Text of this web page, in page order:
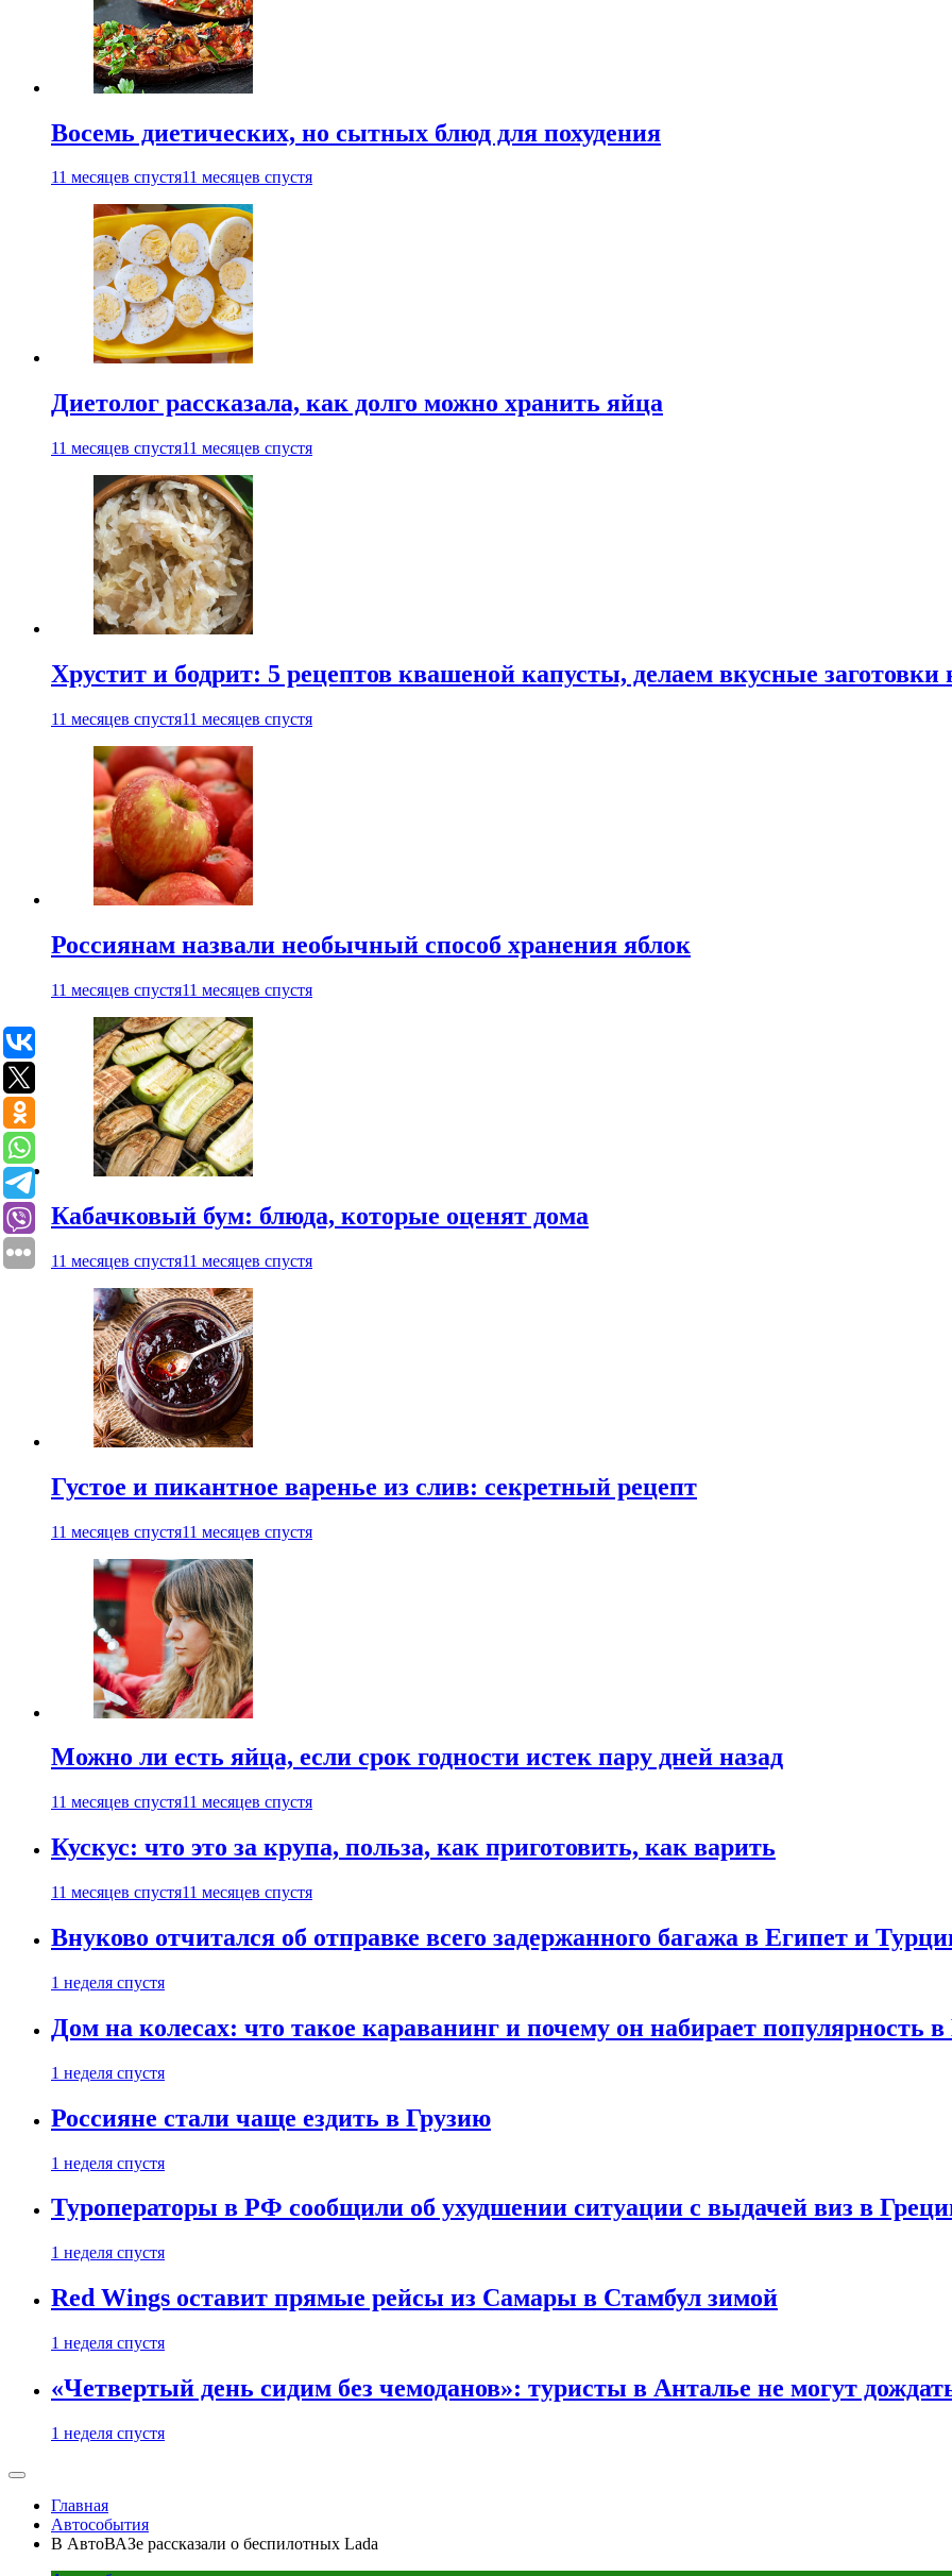
Восемь диетических, но сытных блюд для похудения
11 месяцев спустя11 месяцев спустя
Диетолог рассказала, как долго можно хранить яйца
11 месяцев спустя11 месяцев спустя
Хрустит и бодрит: 5 рецептов квашеной капусты, делаем вкусные заготовки
11 месяцев спустя11 месяцев спустя
Россиянам назвали необычный способ хранения яблок
11 месяцев спустя11 месяцев спустя
Кабачковый бум: блюда, которые оценят дома
11 месяцев спустя11 месяцев спустя
Густое и пикантное варенье из слив: секретный рецепт
11 месяцев спустя11 месяцев спустя
Можно ли есть яйца, если срок годности истек пару дней назад
11 месяцев спустя11 месяцев спустя
Кускус: что это за крупа, польза, как приготовить, как варить
11 месяцев спустя11 месяцев спустя
Внуково отчитался об отправке всего задержанного багажа в Египет и
1 неделя спустя
Дом на колесах: что такое караванинг и почему он набирает популярность в
1 неделя спустя
Россияне стали чаще ездить в Грузию
1 неделя спустя
Туроператоры в РФ сообщили об ухудшении ситуации с выдачей виз в
1 неделя спустя
Red Wings оставит прямые рейсы из Самары в Стамбул зимой
1 неделя спустя
«Четвертый день сидим без чемоданов»: туристы в Анталье не могут
1 неделя спустя
Главная
Автособытия
В АвтоВАЗе рассказали о беспилотных Lada